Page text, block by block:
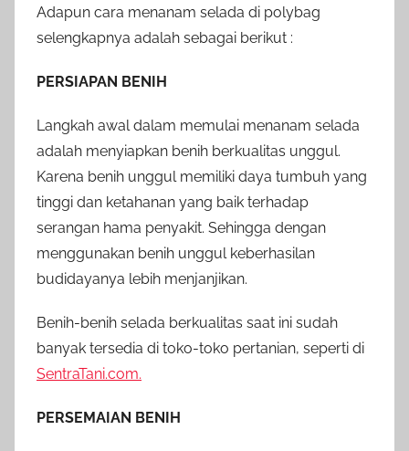
Adapun cara menanam selada di polybag
selengkapnya adalah sebagai berikut :
PERSIAPAN BENIH
Langkah awal dalam memulai menanam selada
adalah menyiapkan benih berkualitas unggul.
Karena benih unggul memiliki daya tumbuh yang
tinggi dan ketahanan yang baik terhadap
serangan hama penyakit. Sehingga dengan
menggunakan benih unggul keberhasilan
budidayanya lebih menjanjikan.
Benih-benih selada berkualitas saat ini sudah
banyak tersedia di toko-toko pertanian, seperti di
SentraTani.com.
PERSEMAIAN BENIH